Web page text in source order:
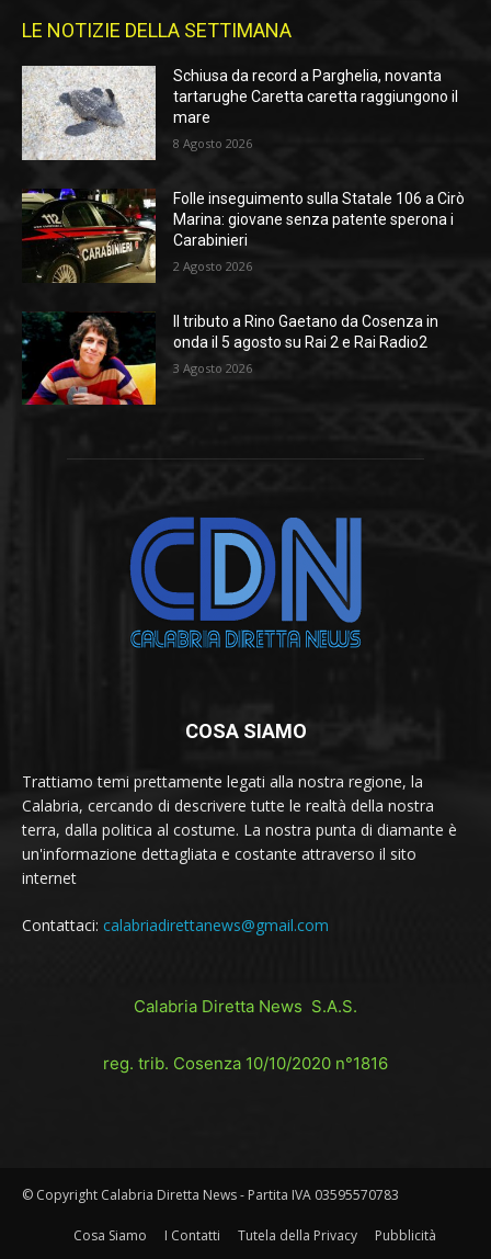
LE NOTIZIE DELLA SETTIMANA
Schiusa da record a Parghelia, novanta
tartarughe Caretta caretta raggiungono il
mare
8 Agosto 2026
Folle inseguimento sulla Statale 106 a Cirò
Marina: giovane senza patente sperona i
Carabinieri
2 Agosto 2026
Il tributo a Rino Gaetano da Cosenza in
onda il 5 agosto su Rai 2 e Rai Radio2
3 Agosto 2026
COSA SIAMO
Trattiamo temi prettamente legati alla nostra regione, la
Calabria, cercando di descrivere tutte le realtà della nostra
terra, dalla politica al costume. La nostra punta di diamante è
un'informazione dettagliata e costante attraverso il sito
internet
Contattaci: calabriadirettanews@gmail.com
Calabria Diretta News S.A.S.
reg. trib. Cosenza 10/10/2020 n°1816
© Copyright Calabria Diretta News - Partita IVA 03595570783
Cosa Siamo I Contatti Tutela della Privacy Pubblicità